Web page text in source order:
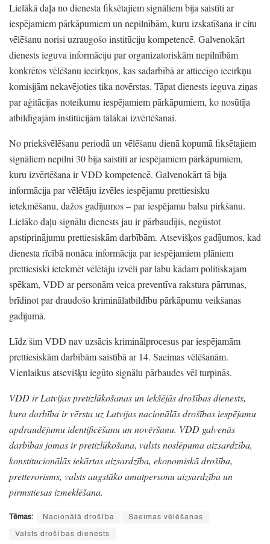
Lielākā daļa no dienesta fiksētajiem signāliem bija saistīti ar
iespējamiem pārkāpumiem un nepilnībām, kuru izskatīšana ir citu
vēlēšanu norisi uzraugošo institūciju kompetencē. Galvenokārt
dienests ieguva informāciju par organizatoriskām nepilnībām
konkrētos vēlēšanu iecirkņos, kas sadarbībā ar attiecīgo iecirkņu
komisijām nekavējoties tika novērstas. Tāpat dienests ieguva ziņas
par aģitācijas noteikumu iespējamiem pārkāpumiem, ko nosūtīja
atbildīgajām institūcijām tālākai izvērtēšanai.
No priekšvēlēšanu periodā un vēlēšanu dienā kopumā fiksētajiem
signāliem nepilni 30 bija saistīti ar iespējamiem pārkāpumiem,
kuru izvērtēšana ir VDD kompetencē. Galvenokārt tā bija
informācija par vēlētāju izvēles iespējamu prettiesisku
ietekmēšanu, dažos gadījumos– par iespējamu balsu pirkšanu.
Lielāko daļu signālu dienests jau ir pārbaudījis, negūstot
apstiprinājumu prettiesiskām darbībām. Atsevišķos gadījumos, kad
dienesta rīcībā nonāca informācija par iespējamiem plāniem
prettiesiski ietekmēt vēlētāju izvēli par labu kādam politiskajam
spēkam, VDD ar personām veica preventīva rakstura pārrunas,
brīdinot par draudošo kriminālatbildību pārkāpumu veikšanas
gadījumā.
Līdz šim VDD nav uzsācis kriminālprocesus par iespējamām
prettiesiskām darbībām saistībā ar 14. Saeimas vēlēšanām.
Vienlaikus atsevišķu iegūto signālu pārbaudes vēl turpinās.
VDD ir Latvijas pretizlūkošanas un iekšējās drošības dienests,
kura darbība ir vērsta uz Latvijas nacionālās drošības iespējamu
apdraudējumu identificēšanu un novēršanu. VDD galvenās
darbības jomas ir pretizlūkošana, valsts noslēpuma aizsardzība,
konstitucionālās iekārtas aizsardzība, ekonomiskā drošība,
pretterorisms, valsts augstāko amatpersonu aizsardzība un
pirmstiesas izmeklēšana.
Tēmas: Nacionālā drošība Saeimas vēlēšanas
Valsts drošības dienests